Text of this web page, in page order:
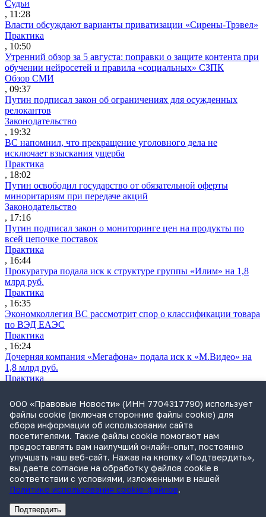
Судьи
, 11:28
Власти обсуждают варианты приватизации «Сирены-Трэвел»
Практика
, 10:50
Утренний обзор за 5 августа: поправки о защите контента при
обучении нейросетей и правила «социальных» СЗПК
Обзор СМИ
, 09:37
Путин подписал закон об ограничениях для осужденных
релокантов
Законодательство
, 19:32
ВС напомнил, что прекращение уголовного дела не
исключает взыскания ущерба
Практика
, 18:02
Путин освободил государство от обязательной оферты
миноритариям при передаче акций
Законодательство
, 17:16
Путин подписал закон о мониторинге цен на продукты по
всей цепочке поставок
Практика
, 16:44
Прокуратура подала иск к структуре группы «Илим» на 1,8
млрд руб.
Практика
, 16:35
Экономколлегия ВС рассмотрит спор о классификации товара
по ВЭД ЕАЭС
Практика
, 16:24
Дочерняя компания «Мегафона» подала иск к «М.Видео» на
1,8 млрд руб.
Практика
СИП проверит отмену патента на систему управления
устройствами после возражений «Яндекса»
Практика
, 15:17
Суды 10 стран рассматривают иски российской «дочки»
Google о возврате дивидендов
Международная практика
, 14:09
ООО «Правовые Новости» (ИНН 7704317790) использует
файлы cookie (включая сторонние файлы cookie) для
сбора информации об использовании сайта
посетителями. Такие файлы cookie помогают нам
предоставлять вам наилучший онлайн-опыт, постоянно
улучшать наш веб-сайт. Нажав на кнопку «Подтвердить»,
вы даете согласие на обработку файлов cookie в
соответствии с условиями, изложенными в нашей
Политике использования cookie-файлов.
Подтвердить